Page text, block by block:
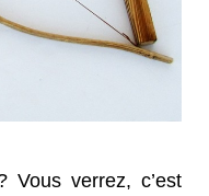
Vous verrez, c’est